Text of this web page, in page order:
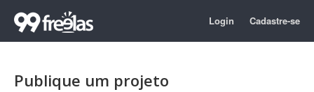
Login Cadastre-se
Publique um projeto